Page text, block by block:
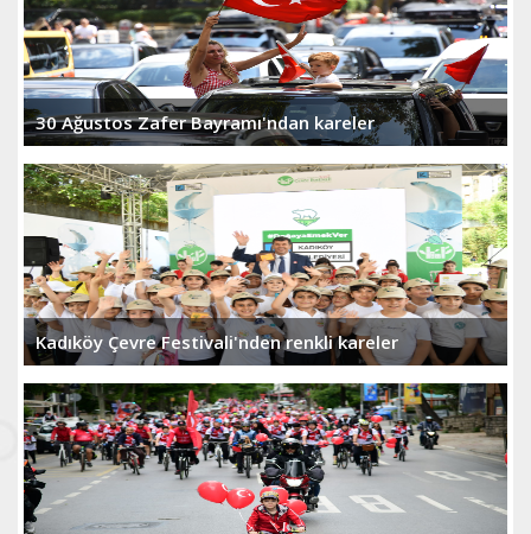
30 Ağustos Zafer Bayramı'ndan kareler
Kadıköy Çevre Festivali'nden renkli kareler